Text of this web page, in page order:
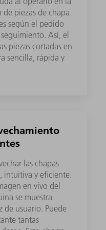
piezas de chapa.
según el pedido
Así, el
piezas cortadas en
sencilla, rápida y
las chapas
intuitiva y eficiente.
en vivo del
se muestra
de usuario. Puede
tantas